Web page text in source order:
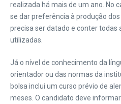
realizada há mais de um ano. No
se dar preferência à produção
precisa ser datado e conter todas
utilizadas.
Já o nível de conhecimento da
orientador ou das normas da
bolsa inclui um curso prévio de
meses. O candidato deve